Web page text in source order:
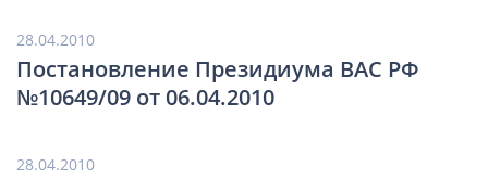
28.04.2010
Постановление Президиума ВАС РФ
№10649/09 от 06.04.2010
28.04.2010